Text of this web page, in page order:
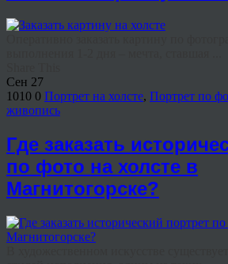
Сен 27
1010 0 Портрет на холсте, Портрет по
живопись
Где заказать
по фото на холсте в
Магнитогорске?